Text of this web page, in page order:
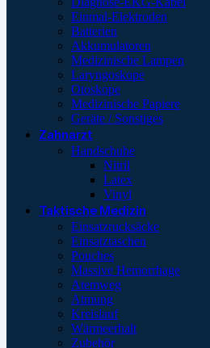
Einmal-Elektroden
Batterien
Akkumulatoren
Medizinische Lampen
Laryngoskope
Otoskope
Medizinische Papiere
Geräte / Sonstiges
Zahnarzt
Handschuhe
Nitril
Latex
Vinyl
Taktische Medizin
Einsatzrucksäcke
Einsatztaschen
Pouches
Massive Hemorrhage
Atemweg
Atmung
Kreislauf
Wärmeerhalt
Zubehör